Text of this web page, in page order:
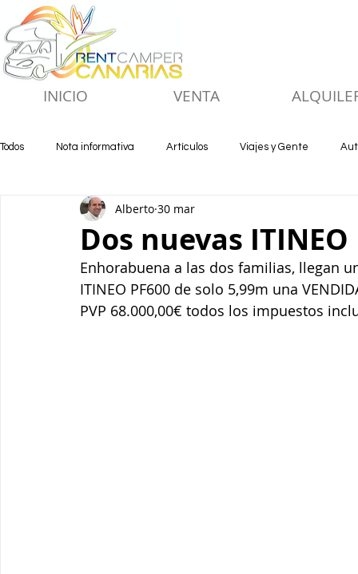
INICIO VENTA
Todos Nota informativa Artículos Viajes y Gente
Dos nuevas
Alberto 30 mar
Enhorabuena a las dos familias, llegan
ITINEO PF600 de solo 5,99m una
PVP 68.000,00€ todos los impuestos